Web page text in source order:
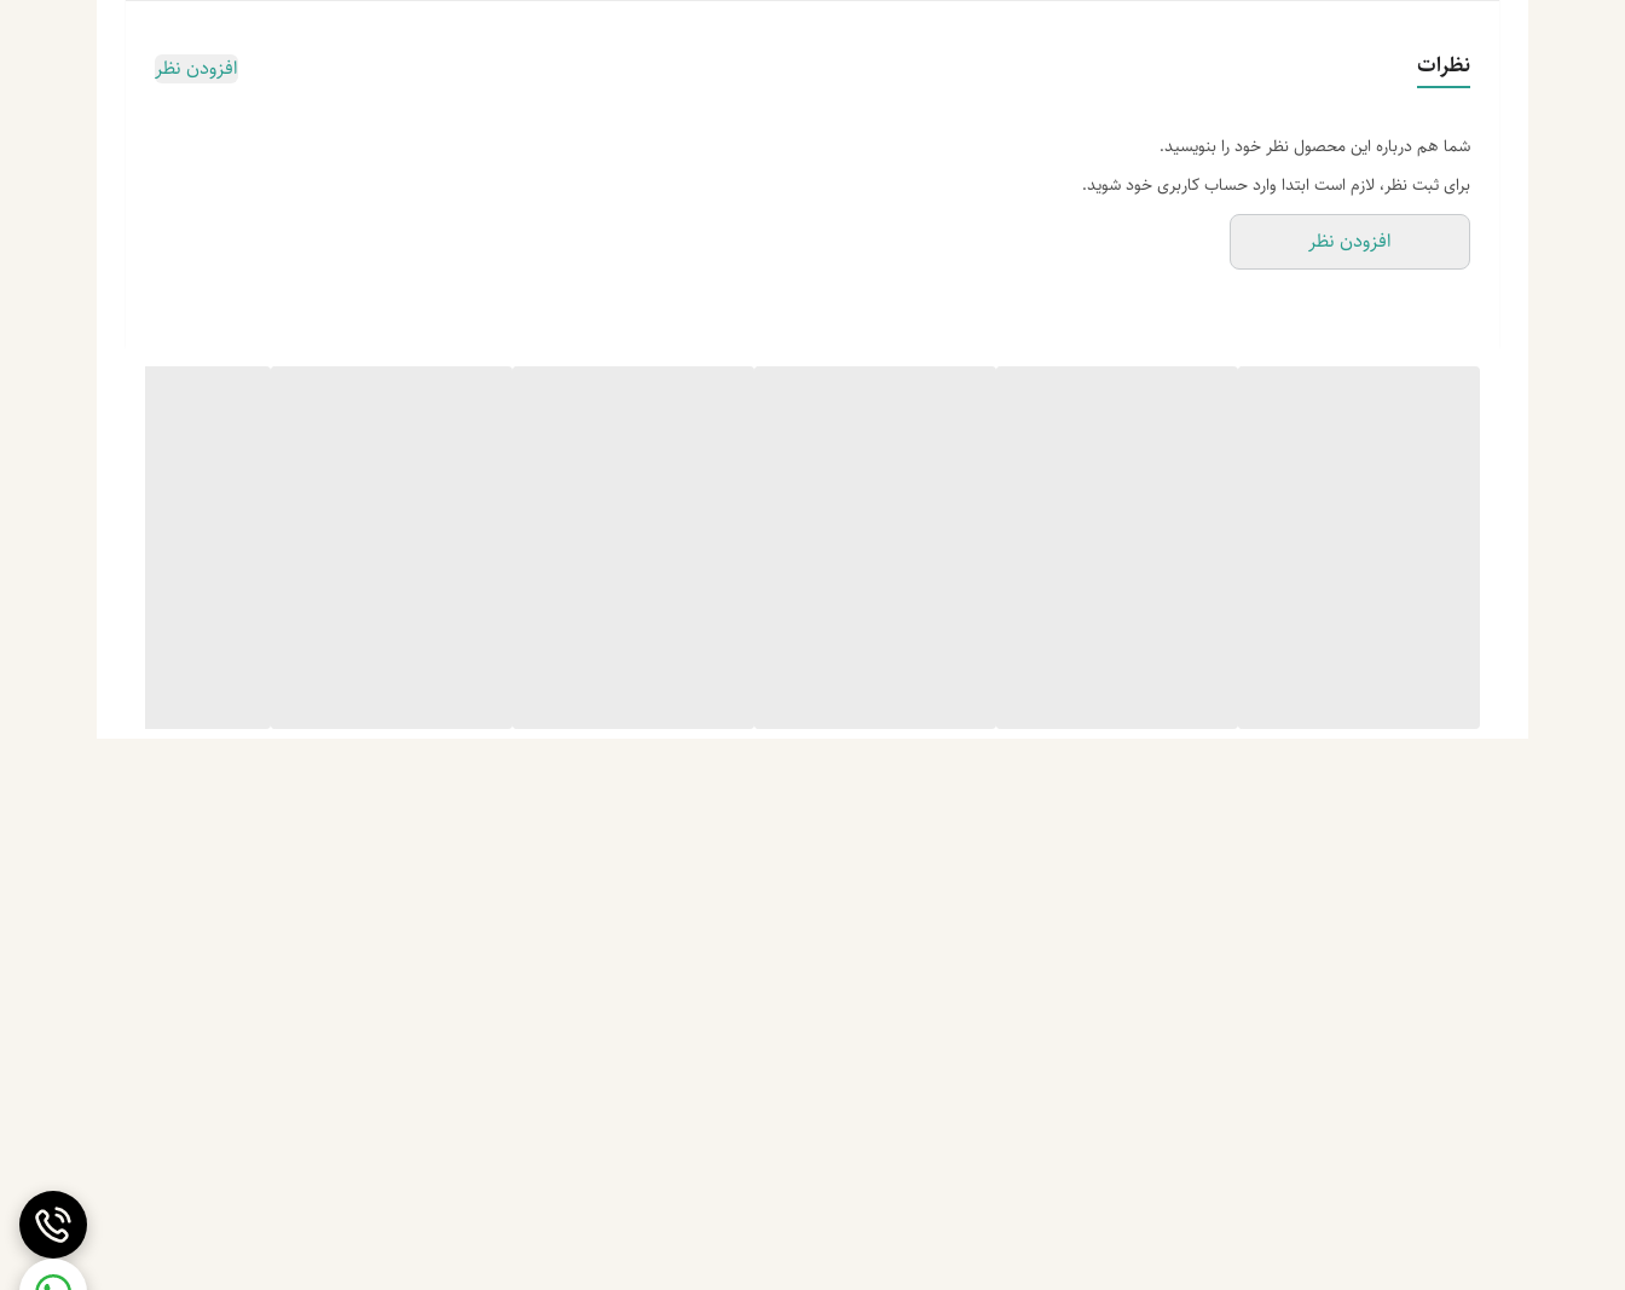
نظرات افزودن نظر
شما هم درباره این محصول نظر خود را بنویسید.
برای ثبت نظر، لازم است ابتدا وارد حساب کاربری خود شوید.
افزودن نظر